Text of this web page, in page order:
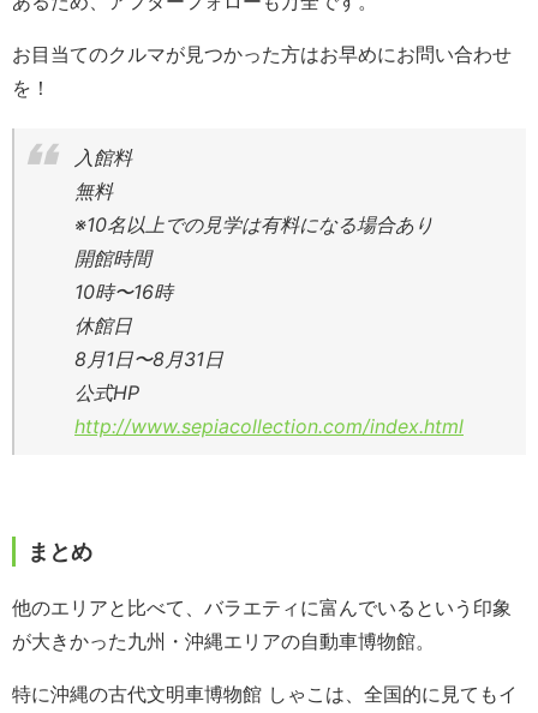
お目当てのクルマが見つかった方はお早めにお問い合わせ
を！
入館料
無料
※10名以上での見学は有料になる場合あり
開館時間
10時〜16時
休館日
8月1日〜8月31日
公式HP
http://www.sepiacollection.com/index.html
まとめ
他のエリアと比べて、バラエティに富んでいるという印象
が大きかった九州・沖縄エリアの自動車博物館。
特に沖縄の古代文明車博物館 しゃこは、全国的に見てもイ